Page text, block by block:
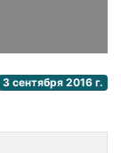
3 сентября 2016 г.